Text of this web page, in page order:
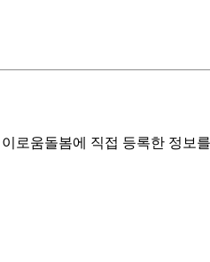
로움돌봄에 직접 등록한 정보